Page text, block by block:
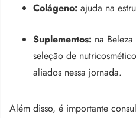
Colágeno: ajuda na
Suplementos: na
seleção de
aliados nessa jornada.
Além disso, é importante